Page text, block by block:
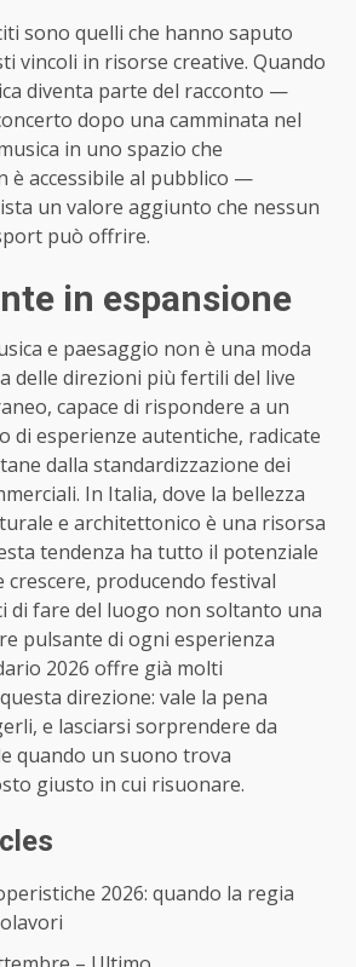
sono quelli che hanno saputo
vincoli in risorse creative. Quando
diventa parte del racconto —
dopo una camminata nel
in uno spazio che
è accessibile al pubblico —
un valore aggiunto che nessun
può offrire.
in espansione
e paesaggio non è una moda
delle direzioni più fertili del live
capace di rispondere a un
di esperienze autentiche, radicate
dalla standardizzazione dei
In Italia, dove la bellezza
e architettonico è una risorsa
tendenza ha tutto il potenziale
crescere, producendo festival
di fare del luogo non soltanto una
pulsante di ogni esperienza
2026 offre già molti
direzione: vale la pena
e lasciarsi sorprendere da
quando un suono trova
giusto in cui risuonare.
2026: quando la regia